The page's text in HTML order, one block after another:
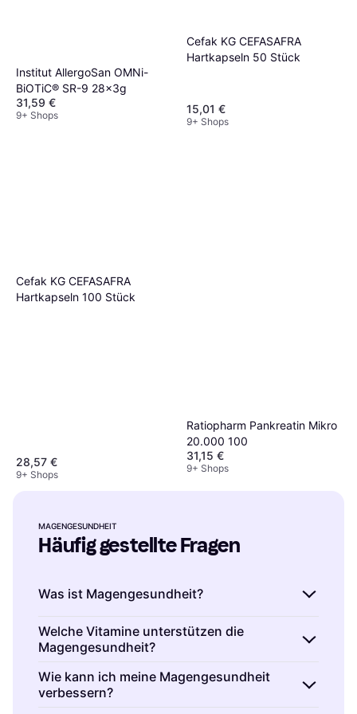
Institut AllergoSan OMNi-
BiOTiC® SR-9 28x3g
31,59 €
9+ Shops
Cefak KG CEFASAFRA
Hartkapseln 50 Stück
15,01 €
9+ Shops
Cefak KG CEFASAFRA
Hartkapseln 100 Stück
28,57 €
9+ Shops
Ratiopharm Pankreatin Mikro
20.000 100
31,15 €
9+ Shops
MAGENGESUNDHEIT
Häufig gestellte Fragen
Was ist Magengesundheit?
Magengesundheit bezieht sich auf den
Zustand des Magens und seine Fähigkeit,
richtig zu funktionieren. Eine gute
Magengesundheit bedeutet, dass der Magen
Nahrung effizient verdaut und Nährstoffe
Welche Vitamine unterstützen die
Magengesundheit?
Vitamine wie B12 und D spielen eine wichtige
Rolle für die Magengesundheit. Sie fördern die
Wie kann ich meine Magengesundheit
verbessern?